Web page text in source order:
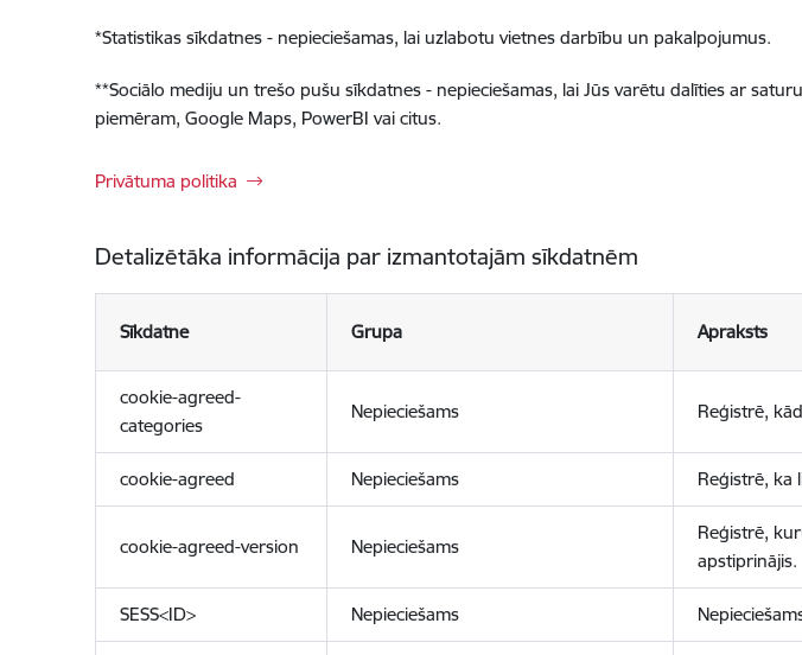
*Statistikas sīkdatnes - nepieciešamas, lai uzlabotu vietnes darbību un pakalpojumus.
**Sociālo mediju un trešo pušu sīkdatnes - nepieciešamas, lai Jūs varētu dalīties ar
piemēram, Google Maps, PowerBI vai citus.
Privātuma politika
Detalizētāka informācija par izmantotajām sīkdatnēm
Sīkdatne Grupa Apraksts
cookie-agreed-
categories
Nepieciešams Reģistrē,
cookie-agreed Nepieciešams Reģistrē, ka
cookie-agreed-version Nepieciešams
Reģistrē,
apstiprinājis.
SESS<ID> Nepieciešams